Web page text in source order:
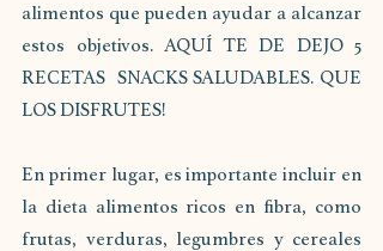
alimentos que pueden ayudar a alcanzar
estos objetivos. AQUÍ TE DE DEJO 5
RECETAS  SNACKS SALUDABLES. QUE
LOS DISFRUTES!
En primer lugar, es importante incluir en
la dieta alimentos ricos en fibra, como
frutas, verduras, legumbres y cereales